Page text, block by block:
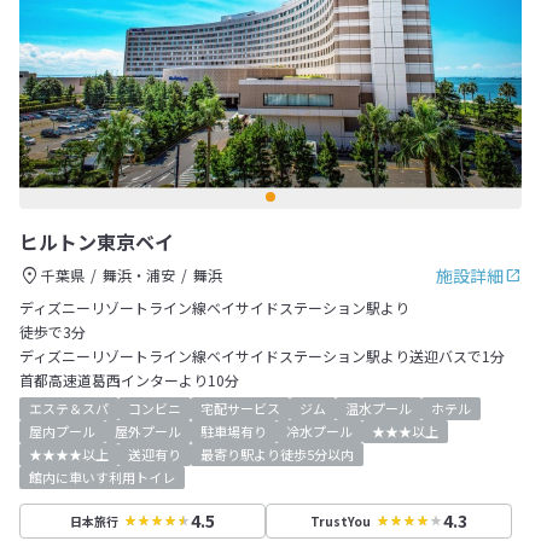
ヒルトン東京ベイ
施設詳細
千葉県 舞浜・浦安
舞浜
ディズニーリゾートライン線ベイサイドステーション駅より
徒歩で3分
ディズニーリゾートライン線ベイサイドステーション駅より送迎バスで1分
首都高速道葛西インターより10分
エステ＆スパ コンビニ 宅配サービス ジム 温水プール
ホテル
屋内プール
屋外プール 駐車場有り 冷水プール
★★★以上
★★★★以上
送迎有り
最寄り駅より徒歩5分以内
館内に車いす利用トイレ
日本旅行 4.5 TrustYou 4.3